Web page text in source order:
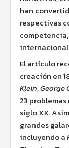
han
respectivas
El artículo
creación en
Klein,George
23
siglo XX.
grandes
incluyendo a